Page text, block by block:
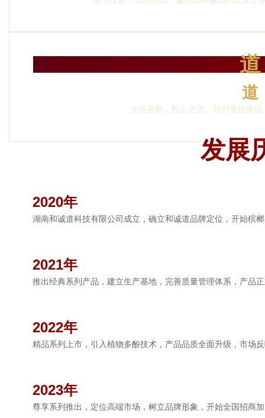
道
道
大道至简，匠心之道。我们专注事
发展
2020年
湖南和诚道科技有限公司成立，确立和诚道品牌定位，开始槟
2021年
推出经典系列产品，建立生产基地，完善质量管理体系，产品
2022年
精品系列上市，引入植物多酚技术，产品品质全面升级，市场
2023年
尊享系列推出，定位高端市场，树立品牌形象，开始全国招商